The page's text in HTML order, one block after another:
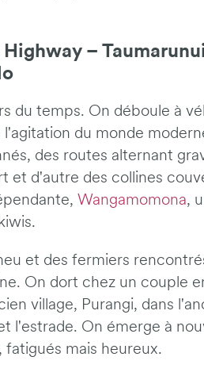
Highway –
du temps. On déboule à
du monde
des routes alternant
et d'autre des collines
Wangamomona,
et des fermiers
On dort chez un couple
village, Purangi, dans
l'estrade. On émerge à
fatigués mais heureux.